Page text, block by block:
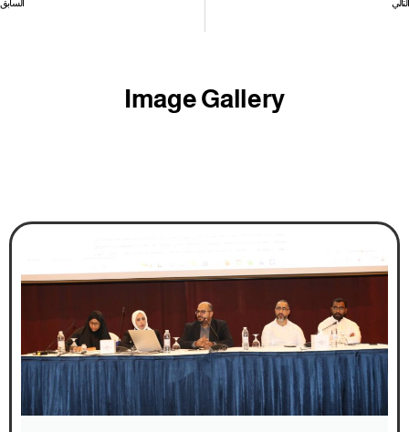
السابق التالي
Image Gallery